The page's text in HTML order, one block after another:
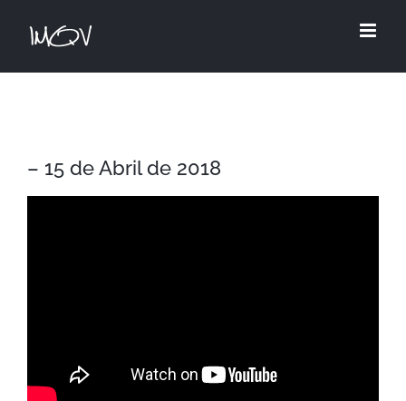
– 15 de Abril de 2018